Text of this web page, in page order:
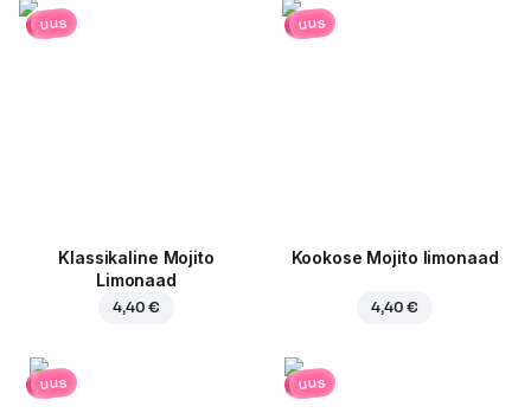
uus
Klassikaline Mojito
Limonaad
4,40 €
uus
Kookose Mojito limonaad
4,40 €
uus uus